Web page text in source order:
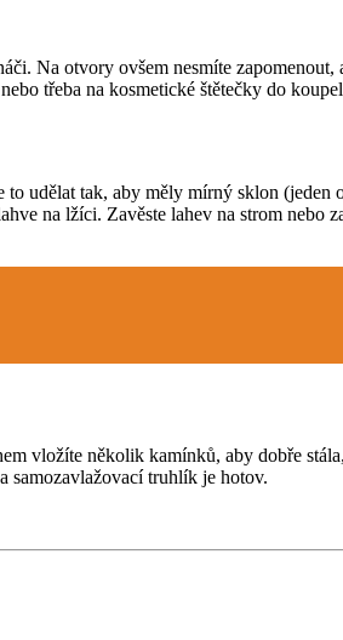
Na otvory ovšem nesmíte zapomenout,
třeba na kosmetické štětečky do
udělat tak, aby měly mírný sklon (jeden
na lžíci. Zavěste lahev na strom nebo
vložíte několik kamínků, aby dobře
samozavlažovací truhlík je hotov.